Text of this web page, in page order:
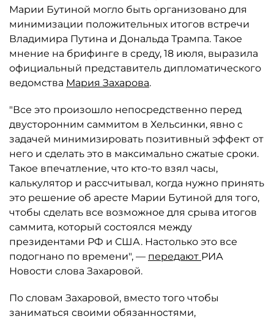
Марии Бутиной могло быть организовано для
минимизации положительных итогов встречи
Владимира Путина и Дональда Трампа. Такое
мнение на брифинге в среду, 18 июля, выразила
официальный представитель дипломатического
ведомства Мария Захарова.
"Все это произошло непосредственно перед
двусторонним саммитом в Хельсинки, явно с
задачей минимизировать позитивный эффект от
него и сделать это в максимально сжатые сроки.
Такое впечатление, что кто-то взял часы,
калькулятор и рассчитывал, когда нужно принять
это решение об аресте Марии Бутиной для того,
чтобы сделать все возможное для срыва итогов
саммита, который состоялся между
президентами РФ и США. Настолько это все
подогнано по времени", — передают РИА
Новости слова Захаровой.
По словам Захаровой, вместо того чтобы
заниматься своими обязанностями,